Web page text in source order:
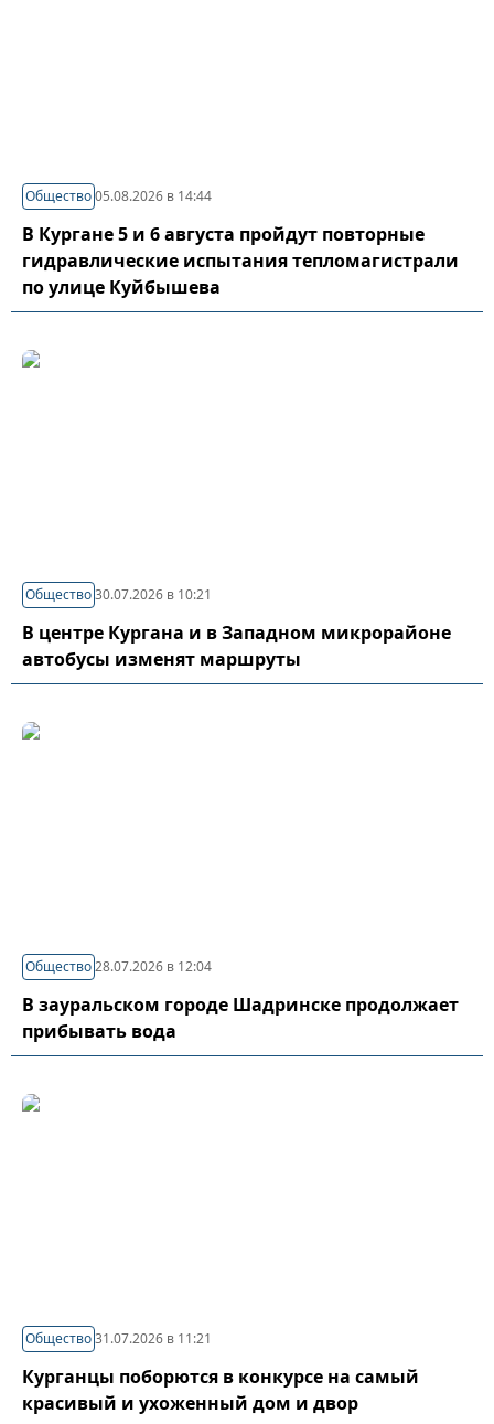
Общество05.08.2026 в 14:44
В Кургане 5 и 6 августа пройдут повторные
гидравлические испытания тепломагистрали
по улице Куйбышева
Общество30.07.2026 в 10:21
В центре Кургана и в Западном микрорайоне
автобусы изменят маршруты
Общество28.07.2026 в 12:04
В зауральском городе Шадринске продолжает
прибывать вода
Общество31.07.2026 в 11:21
Курганцы поборются в конкурсе на самый
красивый и ухоженный дом и двор